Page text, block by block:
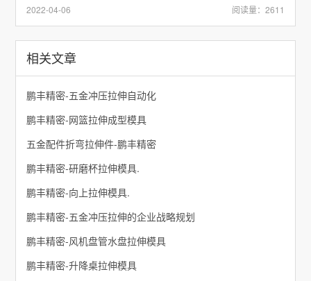
2022-04-06 阅读量：2611
相关文章
鹏丰精密-五金冲压拉伸自动化
鹏丰精密-网篮拉伸成型模具
五金配件折弯拉伸件-鹏丰精密
鹏丰精密-研磨杯拉伸模具.
鹏丰精密-向上拉伸模具.
鹏丰精密-五金冲压拉伸的企业战略规划
鹏丰精密-风机盘管水盘拉伸模具
鹏丰精密-升降桌拉伸模具